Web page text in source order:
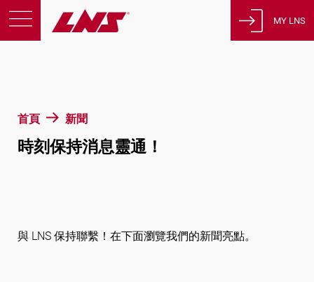
首頁 新聞
時刻保持消息靈通！
與 LNS 保持聯繫！在下面瀏覽我們的新聞亮點。
徵才
MY LNS